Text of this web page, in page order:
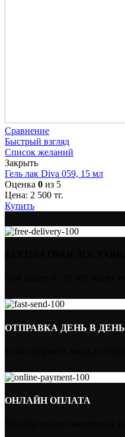
Сравнение
Быстрый взгляд
Список желаний
Закрыть
Гель лак Diva 059, 15 мл
Оценка 0 из 5
Цена: 2 500 тг.
Купить
ОТПРАВКА ДЕНЬ В ДЕНЬ
ОНЛАЙН ОПЛАТА